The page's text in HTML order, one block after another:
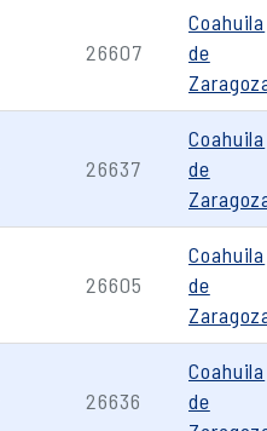
26607
Coahuila
de
26637
Coahuila
de
26605
Coahuila
de
26636
Coahuila
de